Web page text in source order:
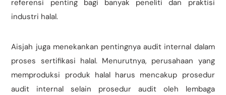
referensi penting bagi banyak peneliti dan praktisi
industri halal.
Aisjah juga menekankan pentingnya audit internal dalam
proses sertifikasi halal. Menurutnya, perusahaan yang
memproduksi produk halal harus mencakup prosedur
audit internal selain prosedur audit oleh lembaga